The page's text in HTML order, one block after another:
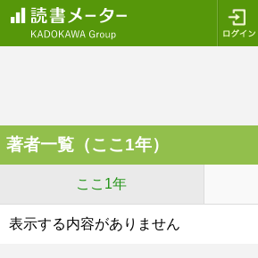
著者一覧（ここ1年）
ここ1年
表示する内容がありません